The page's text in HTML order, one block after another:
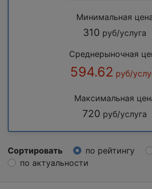
Минимальная
310 руб/услуга
Среднерыночная
594.62 руб/
Максимальная
720 руб/услуга
Сортировать по рейтингу
по актуальности